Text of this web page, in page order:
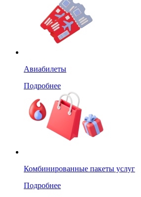
Авиабилеты
Подробнее
Комбинированные пакеты услуг
Подробнее